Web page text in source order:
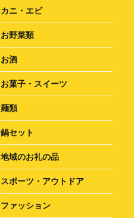
カニ・エビ
お野菜類
お酒
お菓子・スイーツ
麺類
鍋セット
地域のお礼の品
スポーツ・アウトドア
ファッション